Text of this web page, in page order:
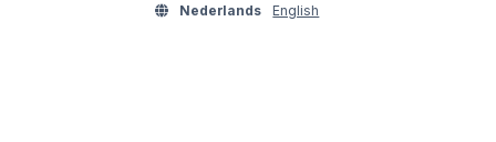
Nederlands
English